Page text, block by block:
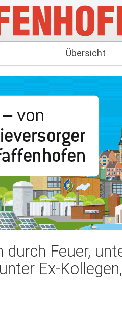
Übersicht
durch Feuer,
Ex-